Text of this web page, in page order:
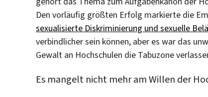
Den vorläufig größten Erfolg markierte die
sexualisierte Diskriminierung und sexuelle
verbindlicher sein können, aber es war das
Gewalt an Hochschulen die Tabuzone
Es mangelt nicht mehr am Willen der